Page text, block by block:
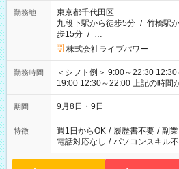
勤務地
東京都千代田区
九段下駅から徒歩5分 / 竹橋駅
歩15分 / …
株式会社ライブパワー
勤務時間
＜シフト例＞ 9:00～22:30
19:00 12:30～22:00 上記の時間から好きな時間を選べます！ ※
時間は変更となる可能性があり
期間 9月8日・9日
特徴 週1日からOK / 履歴書不要 / 副
電話対応なし / パソコンスキル